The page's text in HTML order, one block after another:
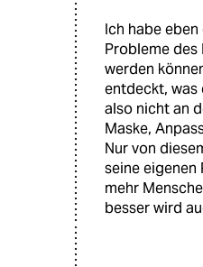
Ich habe
Probleme
werden
entdeckt, was
also nicht an
Maske,
Nur von
seine eigenen
mehr
besser wird